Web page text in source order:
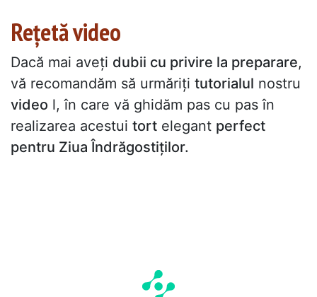
Rețetă video
Dacă mai aveți dubii cu privire la preparare,
vă recomandăm să urmăriți tutorialul nostru
video l, în care vă ghidăm pas cu pas în
realizarea acestui tort elegant perfect
pentru Ziua Îndrăgostiților.